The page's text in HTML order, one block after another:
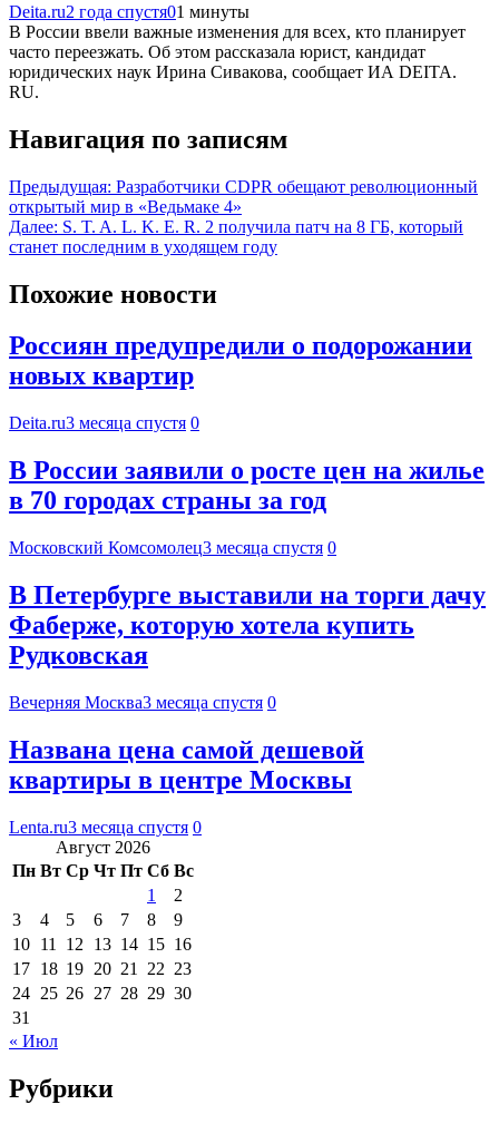
Deita.ru2 года спустя01 минуты
В России ввели важные изменения для всех, кто планирует
часто переезжать. Об этом рассказала юрист, кандидат
юридических наук Ирина Сивакова, сообщает ИА DEITA.
RU.
Навигация по записям
Предыдущая: Разработчики CDPR обещают революционный
открытый мир в «Ведьмаке 4»
Далее: S. T. A. L. K. E. R. 2 получила патч на 8 ГБ, который
станет последним в уходящем году
Похожие новости
Россиян предупредили о подорожании
новых квартир
Deita.ru3 месяца спустя 0
В России заявили о росте цен на жилье
в 70 городах страны за год
Московский Комсомолец3 месяца спустя 0
В Петербурге выставили на торги дачу
Фаберже, которую хотела купить
Рудковская
Вечерняя Москва3 месяца спустя 0
Названа цена самой дешевой
квартиры в центре Москвы
Lenta.ru3 месяца спустя 0
Август 2026
Пн Вт Ср Чт Пт Сб Вс
1
2
3
4 5 6 7 8
9
10 11 12 13 14 15 16
17 18 19 20 21 22 23
24 25 26 27 28 29 30
31
« Июл
Рубрики